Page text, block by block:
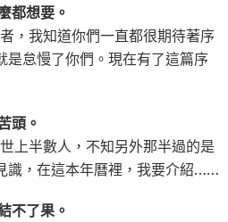
都想要。
，我知道你們一直都很期待著序
是怠慢了你們。現在有了這篇序
頭。
上半數人，不知另外那半過的是
識，在這本年曆裡，我要介紹……
不了果。